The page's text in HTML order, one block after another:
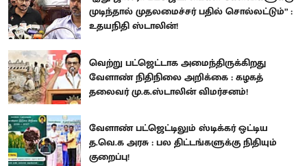
முடிந்தால் முதலமைச்சர் பதில் சொல்லட்டும்” :
உதயநிதி ஸ்டாலின்!
வெற்று பட்ஜெட்டாக அமைந்திருக்கிறது
வேளாண் நிதிநிலை அறிக்கை : கழகத்
தலைவர் மு.க.ஸ்டாலின் விமர்சனம்!
வேளாண் பட்ஜெட்டிலும் ஸ்டிக்கர் ஒட்டிய
த.வெ.க அரசு : பல திட்டங்களுக்கு நிதியும்
குறைப்பு!